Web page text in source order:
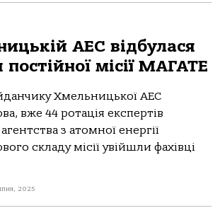
АЕС відбулася
постійної місії МАГАТЕ
Хмельницької АЕС
вже 44 ротація експертів
з атомної енергії
складу місії увійшли фахівці
2025